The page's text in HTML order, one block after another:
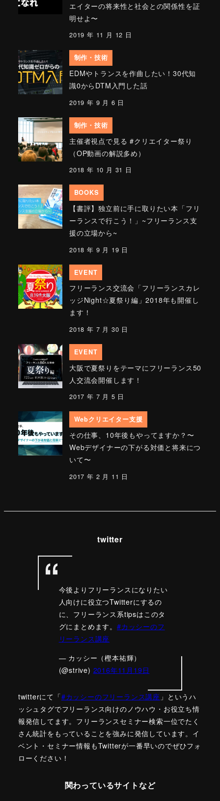
エイターの将来性と社会との関係性を証
明せよ〜
2019 年 11 月 12 日
制作・技術
EDMやトランスを作曲したい！30代知
識0からDTM入門した話
2019 年 9 月 6 日
制作・技術
主催者視点で見る #クリエイター祭り
（OP動画の解説多め）
2018 年 10 月 31 日
BOOKS
【書評】独立前に手に取りたい本「フリ
ーランスで行こう！」~フリーランス支
援の立場から~
2018 年 9 月 19 日
EVENT
フリーランス交流会「フリーランスカレ
ッジNight☆夏祭り編」2018年も開催し
ます！
2018 年 7 月 30 日
EVENT
大阪で夏祭りをテーマにフリーランス50
人交流会開催します！
2017 年 7 月 5 日
Webクリエイター支援
その仕事、10年後もやってますか？〜
Webデザイナーの下がる対価と将来につ
いて〜
2017 年 2 月 11 日
twitter
今後よりフリーランスになりたい
人向けに役立つTwitterにするの
に、フリーランス系tipsはこのタ
グにまとめます。#カッシーのフ
リーランス講座
— カッシー（樫本祐輝）
(@strive) 2016年11月19日
twitterにて「#カッシーのフリーランス講座 」というハ
ッシュタグでフリーランス向けのノウハウ・お役立ち情
報発信してます。フリーランスセミナー検索一位でたく
さん統計をもっていることを強みに発信しています。イ
ベント・セミナー情報もTwitterが一番早いのでぜひフォ
ローください！
関わっているサイトなど